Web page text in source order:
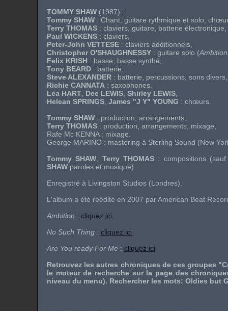
TOMMY SHAW (1987) :
Tommy SHAW : Chant, guitare rythmique et solo,
Terry THOMAS : claviers, guitare, batterie
Paul WICKENS : claviers,
Peter-John VETTESE : claviers additionnels,
Christopher O'SHAUGHNESSY : guitare solo (Ambition
Felix KRISH : basse, basse synthé,
Tony BEARD : batterie,
Steve ALEXANDER : batterie, percussions, sons divers,
Richie CANNATA : saxophones.
Lea HART Dee LEWIS Shirley LEWIS
Helean SPRINGS James "J Y" YOUNG : chœurs.
Tommy SHAW : production, arrangements,
Terry THOMAS : production, arrangements, mixage,
Rafe Mc KENNA: mixage.
George MARINO : mastering à Sterling Sound (New
Tommy SHAW
Terry THOMAS: compositions
SHAW paroles et musique)
Enregistré à Livingston Studios (Londres).
L'album a été réédité en 2007 parAmerican Beat
Ambition : cliquez ici
No Such Thing : cliquez ici
Are You ready For Me : cliquez ici
Retrouvez les autres chroniques de ces groupes
le moteur de recherche sur la page des
niveau du menu). Rechercher les mots: Oldies but